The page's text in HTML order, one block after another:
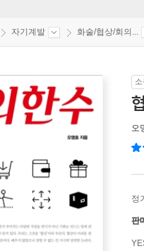
자기계발 화술/협상/회의...
오
정
판